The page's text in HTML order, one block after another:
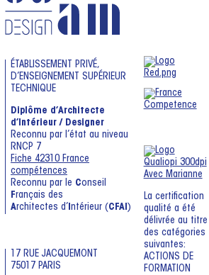
ÉTABLISSEMENT PRIVÉ,
D’ENSEIGNEMENT SUPÉRIEUR
TECHNIQUE
Diplôme d’Architecte
d’Intérieur / Designer
Reconnu par l’état au niveau
RNCP 7
Fiche 42310 France
compétences
Reconnu par le Conseil
Français des
Architectes d’ ntérieur (CFAI )
17 RUE JACQUEMONT
75017 PARIS
La certification
qualité a été
délivrée au titre
des catégories
suivantes:
ACTIONS DE
FORMATION